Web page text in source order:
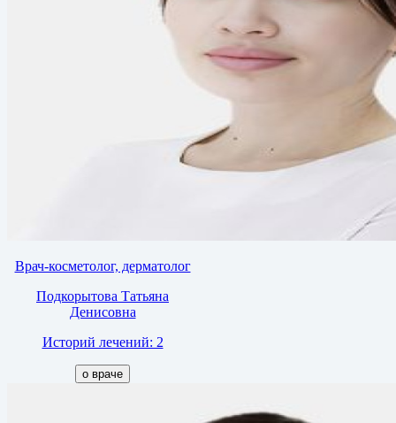
Врач-косметолог, дерматолог
Подкорытова Татьяна
Денисовна
Историй лечений: 2
о враче